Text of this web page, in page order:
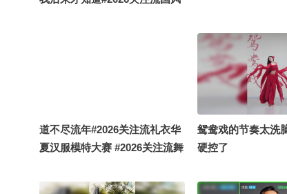
道不尽流年#2026关注流礼衣华
夏汉服模特大赛 #2026关注流舞
赛 #定格夏日美好
鸳鸯戏的节奏太洗
硬控了